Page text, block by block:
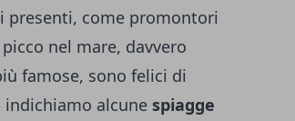
presenti, come promontori
nel mare, davvero
famose, sono felici di
indichiamo alcune spiagge